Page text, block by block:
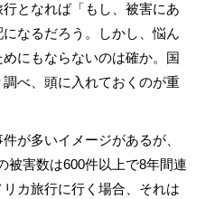
となれば「もし、被害にあ
なるだろう。しかし、悩ん
にもならないのは確か。国
べ、頭に入れておくのが重
が多いイメージがあるが、
害数は600件以上で8年間連
カ旅行に行く場合、それは